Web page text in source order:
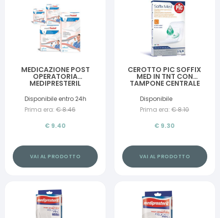
MEDICAZIONE POST
OPERATORIA
MEDIPRESTERIL
5 PEZZI
Disponibile entro 24h
Prima era: €8.46
€ 9.40
VAI AL PRODOTTO
CEROTTO PIC SOFFIX
MED IN TNT CON
TAMPONE CENTRALE
MONOUSO 10X12 CM
ANTIBATTERICO 5 PEZZI
Disponibile
Prima era: €8.10
€ 9.30
VAI AL PRODOTTO